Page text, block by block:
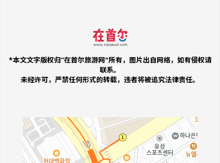
*本文文字版权归“在首尔旅游网"所有，图片出自网络，如有侵权请
联系。
未经许可，严禁任何形式的转载，违者将被追究法律责任。